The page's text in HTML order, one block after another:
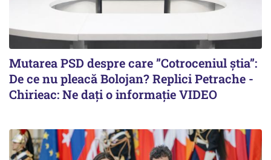
Mutarea PSD despre care ”Cotroceniul știa”:
De ce nu pleacă Bolojan? Replici Petrache -
Chirieac: Ne dați o informație VIDEO